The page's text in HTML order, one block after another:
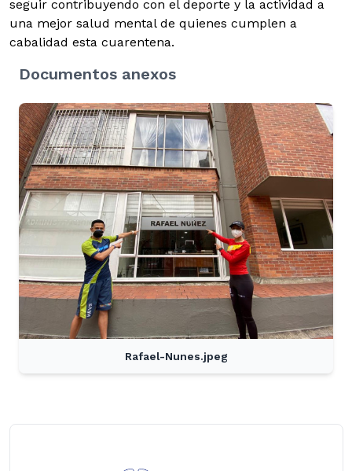
seguir contribuyendo con el deporte y la actividad a
una mejor salud mental de quienes cumplen a
cabalidad esta cuarentena.
Documentos anexos
Rafael-Nunes.jpeg